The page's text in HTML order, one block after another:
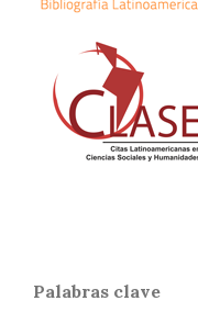
Palabras clave